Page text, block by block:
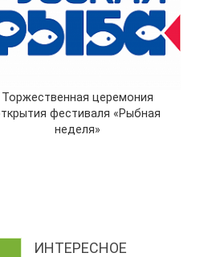
Торжественная церемония
фестиваля «Рыбная
неделя»
ИНТЕРЕСНОЕ